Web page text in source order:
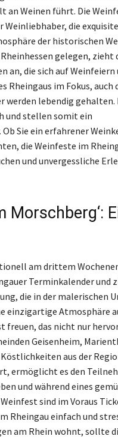
an Weinen führt. Die
die
der historischen
gelegen, zieht
an, die sich auf Weinfeiern
Rheingaus im Fokus, auch
werden lebendig gehalten.
und stellen somit ein
Sie ein erfahrener
die Weinfeste im
und unvergessliche
Morschberg‘:
am drittem
Terminkalender und
die in der malerischen
Atmosphäre
freuen, das nicht nur
Geisenheim,
aus der
ermöglicht es den
und während eines
sind im Voraus
Rheingau einfach und
am Rhein wohnt, sollte